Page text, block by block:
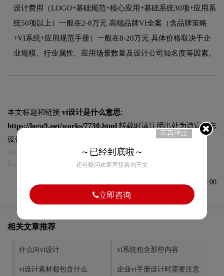
设计费用（LOGO+基础规范+核心应用+基础系统30项+应用系
统50项以上）一般在2-8万元 高端品牌VI全案（含品牌策略
+VI系统+应用规范手册）一般在8-20万元 具体价格取决于企
业规模、行业属性、应用场景数量及设计公司知名度等因素。
本文标题和链接 vi设计是什么意思:
https://logo9.net/works/7730.html 转载时请注明出处为诗宸标志
设计及本链接!
如有内容侵犯您的合法权益，请及时与我们联系
Email:75696531@qq.com，我们将第一时间安排删除。
发布于2021-12-22 09:00:00
相关文章推荐
什么叫vi设计 vi系统包含那些内容
vi设计素材都包含什么
企业vi手册设计时需要注意
不再弹出
～已经到底啦～
还有疑问欢迎直接咨询三文
立即咨询